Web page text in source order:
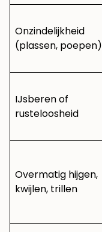
Onzindelijkheid
(plassen, poepen)
IJsberen of
rusteloosheid
Overmatig hijgen,
kwijlen, trillen